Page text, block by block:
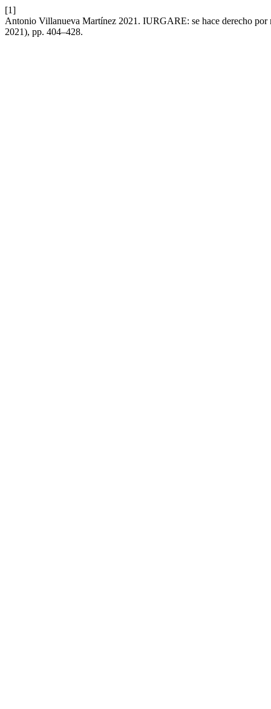
[1]
Antonio Villanueva Martínez 2021. IURGARE: se hace derecho
2021), pp. 404–428.